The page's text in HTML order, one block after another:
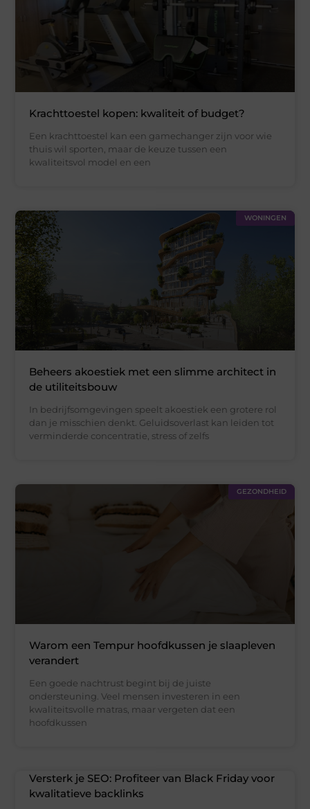
Krachttoestel kopen: kwaliteit of budget?
Een krachttoestel kan een gamechanger zijn voor wie
thuis wil sporten, maar de keuze tussen een
kwaliteitsvol model en een
WONINGEN
Beheers akoestiek met een slimme architect in
de utiliteitsbouw
In bedrijfsomgevingen speelt akoestiek een grotere rol
dan je misschien denkt. Geluidsoverlast kan leiden tot
verminderde concentratie, stress of zelfs
GEZONDHEID
Warom een Tempur hoofdkussen je slaapleven
verandert
Een goede nachtrust begint bij de juiste
ondersteuning. Veel mensen investeren in een
kwaliteitsvolle matras, maar vergeten dat een
hoofdkussen
Versterk je SEO: Profiteer van Black Friday voor
kwalitatieve backlinks